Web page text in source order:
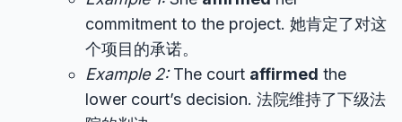
commitment to the project. 她肯定了对这
个项目的承诺。
Example 2:The court affirmed the
lower court’s decision. 法院维持了下级法